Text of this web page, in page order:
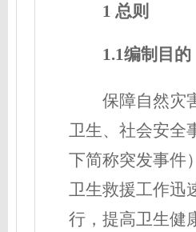
1 总则
1.1编制目的
保障自然灾
卫生、社会安全
下简称突发事件
卫生救援工作迅
行，提高卫生健